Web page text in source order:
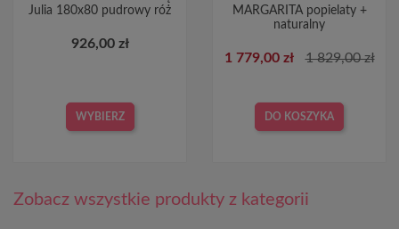
Julia 180x80 pudrowy róż
926,00 zł
WYBIERZ
MARGARITA popielaty +
naturalny
1 779,00 zł 1 829,00 zł
DO KOSZYKA
Zobacz wszystkie produkty z kategorii